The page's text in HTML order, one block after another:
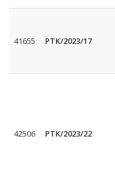
41655 PTK/2023/17
42506 PTK/2023/22